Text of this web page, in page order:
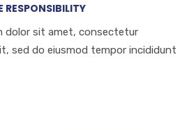
RESPONSIBILITY
dolor sit amet, consectetur
sed do eiusmod tempor incididunt